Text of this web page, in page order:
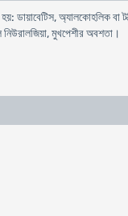
ডায়াবেটিস, অ্যালকোহলিক
নিউরালজিয়া, মুখপেশীর অবশতা।